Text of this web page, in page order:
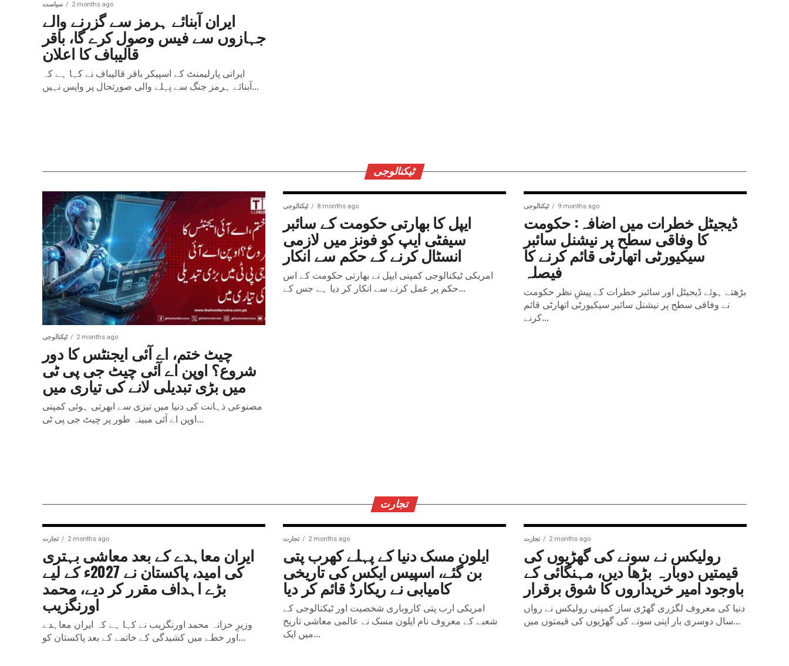
سیاست 2 months ago
ایران آبنائے ہرمز سے گزرنے والے
جہازوں سے فیس وصول کرے گا، باقر
قالیباف کا اعلان
ایرانی پارلیمنٹ کے اسپیکر باقر قالیباف نے کہا ہے کہ
آبنائے ہرمز جنگ سے پہلے والی صورتحال پر واپس نہیں...
ٹیکنالوجی
ٹیکنالوجی 2 months ago
چیٹ ختم، اے آئی ایجنٹس کا دور
شروع؟ اوپن اے آئی چیٹ جی پی ٹی
میں بڑی تبدیلی لانے کی تیاری میں
مصنوعی ذہانت کی دنیا میں تیزی سے ابھرتی ہوئی کمپنی
اوپن اے آئی مبینہ طور پر چیٹ جی پی ٹی...
ٹیکنالوجی 8 months ago
ایپل کا بھارتی حکومت کے سائبر
سیفٹی ایپ کو فونز میں لازمی
انسٹال کرنے کے حکم سے انکار
امریکی ٹیکنالوجی کمپنی ایپل نے بھارتی حکومت کے اس
حکم پر عمل کرنے سے انکار کر دیا ہے جس کے...
ٹیکنالوجی 9 months ago
ڈیجیٹل خطرات میں اضافہ: حکومت
کا وفاقی سطح پر نیشنل سائبر
سیکیورٹی اتھارٹی قائم کرنے کا
فیصلہ
بڑھتے ہوئے ڈیجیٹل اور سائبر خطرات کے پیشِ نظر حکومت
نے وفاقی سطح پر نیشنل سائبر سیکیورٹی اتھارٹی قائم
کرنے...
تجارت
تجارت 2 months ago
ایران معاہدے کے بعد معاشی بہتری
کی امید، پاکستان نے 2027ء کے لیے
بڑے اہداف مقرر کر دیے، محمد
اورنگزیب
وزیرِ خزانہ محمد اورنگزیب نے کہا ہے کہ ایران معاہدے
اور خطے میں کشیدگی کے خاتمے کے بعد پاکستان کو...
تجارت 2 months ago
ایلون مسک دنیا کے پہلے کھرب پتی
بن گئے، اسپیس ایکس کی تاریخی
کامیابی نے ریکارڈ قائم کر دیا
امریکی ارب پتی کاروباری شخصیت اور ٹیکنالوجی کے
شعبے کے معروف نام ایلون مسک نے عالمی معاشی تاریخ
میں ایک...
تجارت 2 months ago
رولیکس نے سونے کی گھڑیوں کی
قیمتیں دوبارہ بڑھا دیں، مہنگائی کے
باوجود امیر خریداروں کا شوق برقرار
دنیا کی معروف لگژری گھڑی ساز کمپنی رولیکس نے رواں
سال دوسری بار اپنی سونے کی گھڑیوں کی قیمتوں میں...